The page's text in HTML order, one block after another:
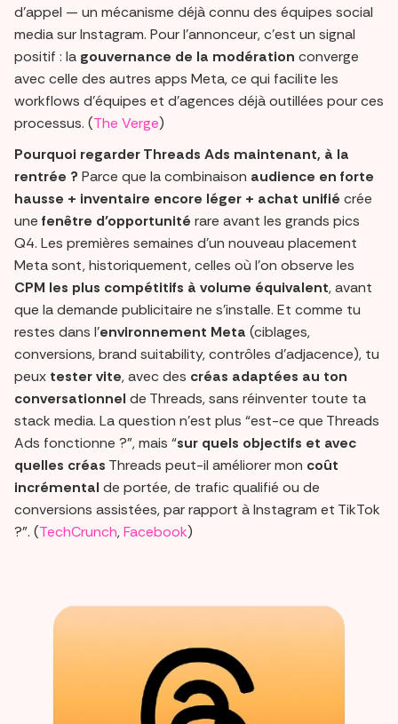
d’appel — un mécanisme déjà connu des équipes social
media sur Instagram. Pour l’annonceur, c’est un signal
positif : la gouvernance de la modération converge
avec celle des autres apps Meta, ce qui facilite les
workflows d’équipes et d’agences déjà outillées pour ces
processus. (The Verge)
Pourquoi regarder Threads Ads maintenant, à la
rentrée ? Parce que la combinaison audience en forte
hausse + inventaire encore léger + achat unifié crée
une fenêtre d’opportunité rare avant les grands pics
Q4. Les premières semaines d’un nouveau placement
Meta sont, historiquement, celles où l’on observe les
CPM les plus compétitifs à volume équivalent, avant
que la demande publicitaire ne s’installe. Et comme tu
restes dans l’environnement Meta (ciblages,
conversions, brand suitability, contrôles d’adjacence), tu
peux tester vite, avec des créas adaptées au ton
conversationnel de Threads, sans réinventer toute ta
stack media. La question n’est plus “est-ce que Threads
Ads fonctionne ?”, mais “sur quels objectifs et avec
quelles créas Threads peut-il améliorer mon coût
incrémental de portée, de trafic qualifié ou de
conversions assistées, par rapport à Instagram et TikTok
?”. (TechCrunch,Facebook)